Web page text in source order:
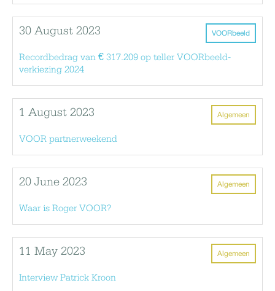
VOORbeeld
30 August 2023
Recordbedrag van € 317.209 op teller VOORbeeld-
verkiezing 2024
Algemeen
1 August 2023
VOOR partnerweekend
Algemeen
20 June 2023
Waar is Roger VOOR?
Algemeen
11 May 2023
Interview Patrick Kroon